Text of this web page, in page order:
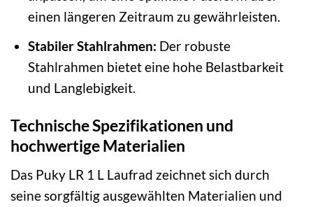
einen längeren Zeitraum zu gewährleisten.
Stabiler Stahlrahmen: Der robuste
Stahlrahmen bietet eine hohe Belastbarkeit
und Langlebigkeit.
Technische Spezifikationen und
hochwertige Materialien
Das Puky LR 1 L Laufrad zeichnet sich durch
seine sorgfältig ausgewählten Materialien und